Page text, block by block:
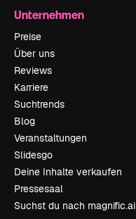
Unternehmen
Preise
Über uns
Reviews
Karriere
Suchtrends
Blog
Veranstaltungen
Slidesgo
Deine Inhalte verkaufen
Pressesaal
Suchst du nach magnific.ai